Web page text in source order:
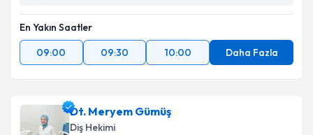
En Yakın Saatler
09:00
09:30 10:00 Daha Fazla
Dt. Meryem Gümüş
Diş Hekimi